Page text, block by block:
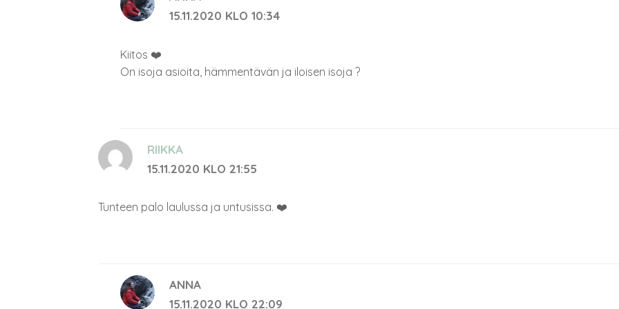
s
a a
15.11.2020 KLO 10:34
Kiitos ❤️
On isoja asioita, hämmentävän ja iloisen isoja ?
RIIKKA
15.11.2020 KLO 21:55
Tunteen palo laulussa ja untusissa. ❤️
ANNA
15.11.2020 KLO 22:09